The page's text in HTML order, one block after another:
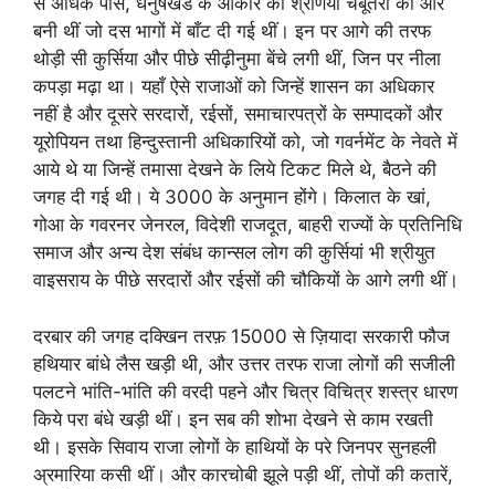
बनी थीं जो दस भागों में बाँट दी गई थीं। इन पर आगे की तरफ
थोड़ी सी कुर्सिया और पीछे सीढ़ीनुमा बेंचे लगी थीं, जिन पर नीला
कपड़ा मढ़ा था। यहाँ ऐसे राजाओं को जिन्हें शासन का अधिकार
नहीं है और दूसरे सरदारों, रईसों, समाचारपत्रों के सम्पादकों और
यूरोपियन तथा हिन्दुस्तानी अधिकारियों को, जो गवर्नमेंट के नेवते में
आये थे या जिन्हें तमासा देखने के लिये टिकट मिले थे, बैठने की
जगह दी गई थी। ये 3000 के अनुमान होंगे। किलात के खां,
गोआ के गवरनर जेनरल, विदेशी राजदूत, बाहरी राज्यों के प्रतिनिधि
समाज और अन्य देश संबंध कान्सल लोग की कुर्सियां भी श्रीयुत
वाइसराय के पीछे सरदारों और रईसों की चौकियों के आगे लगी थीं।
दरबार की जगह दक्खिन तरफ़ 15000 से ज़ियादा सरकारी फौज
हथियार बांधे लैस खड़ी थी, और उत्तर तरफ राजा लोगों की सजीली
पलटने भांति-भांति की वरदी पहने और चित्र विचित्र शस्त्र धारण
किये परा बंधे खड़ी थीं। इन सब की शोभा देखने से काम रखती
थी। इसके सिवाय राजा लोगों के हाथियों के परे जिनपर सुनहली
अ्रमारिया कसी थीं। और कारचोबी झूले पड़ी थीं, तोपों की कतारें,